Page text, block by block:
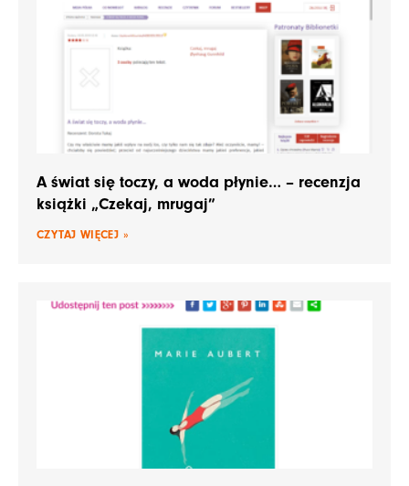
A świat się toczy, a woda płynie… – recenzja
książki „Czekaj, mrugaj”
CZYTAJ WIĘCEJ »